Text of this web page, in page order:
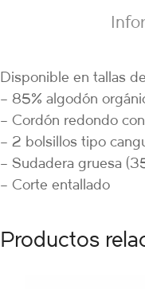
Disponible en tallas
– 85% algodón
– Cordón redondo
– 2 bolsillos tipo
– Sudadera gruesa
– Corte entallado
Productos